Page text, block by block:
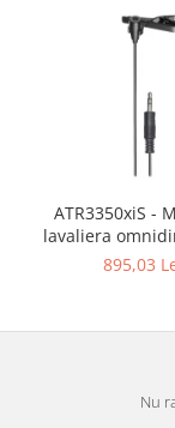
ATR3350xiS -
lavaliera
895,03
Nu